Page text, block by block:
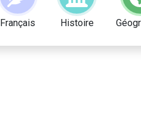
Français Histoire